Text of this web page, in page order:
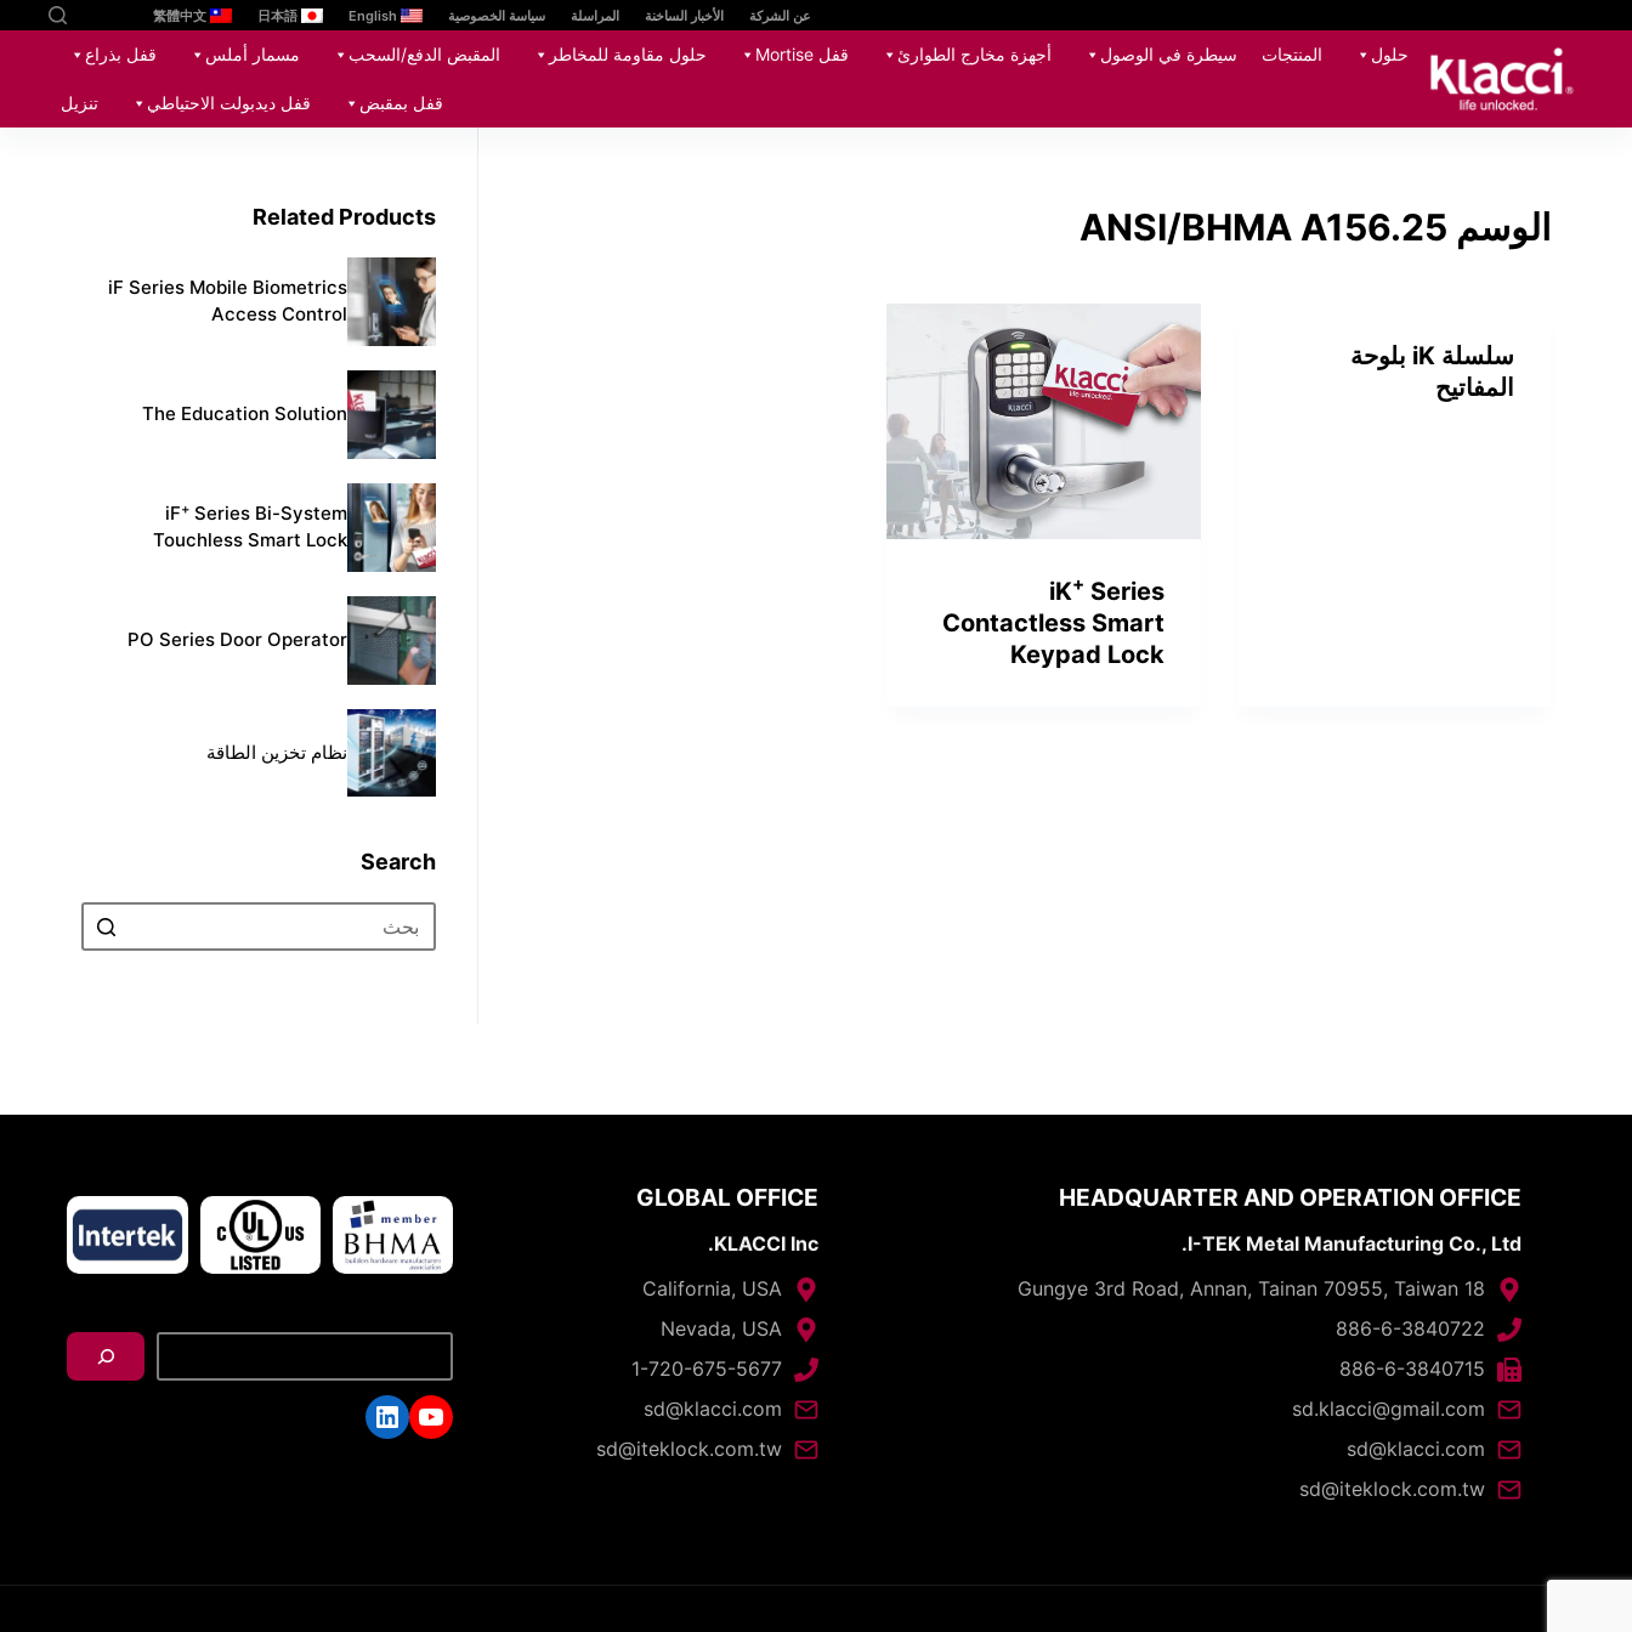
ا
ج
عن الشركة الأخبار الساخنة المراسلة سياسة الخصوصية English
日本語
繁體中文
حلول المنتجات سيطرة في الوصول أجهزة مخارج الطوارئ قفل Mortise حلول مقاومة للمخاطر المقبض الدفع/السحب مسمار أملس قفل بذراع
قفل بمقبض قفل ديدبولت الاحتياطي تنزيل
الوسم
سلسلة iK بلوحة
المفاتيح
iK+ Series
Contactless Smart
Keypad Lock
Related Products
iF Series Mobile Biometrics
Access Control
The Education Solution
iF+Series Bi-System
Touchless Smart Lock
PO Series Door Operator
نظام تخزين الطاقة
Search
HEADQUARTER AND OPERATION OFFICE
I-TEK Metal Manufacturing Co., Ltd.
18 Gungye 3rd Road, Annan, Tainan 70955, Taiwan
886-6-3840722
886-6-3840715
sd.klacci@gmail.com
sd@klacci.com
sd@iteklock.com.tw
GLOBAL OFFICE
KLACCI Inc.
California, USA
Nevada, USA
1-720-675-5677
sd@klacci.com
sd@iteklock.com.tw
YouTube
LinkedIn